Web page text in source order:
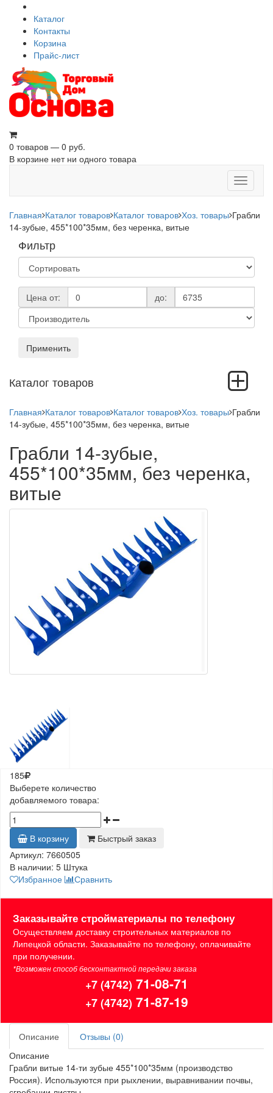
Каталог
Контакты
Корзина
Прайс-лист
0 товаров — 0 руб.
В корзине нет ни одного товара
Toggle
Главная Каталог товаров Каталог товаров Хоз. товары Грабли
14-зубые, 455*100*35мм, без черенка, витые
Фильтр
Цена от: до:
Применить
Каталог товаров
Toggle
navigation
Главная Каталог товаров Каталог товаров Хоз. товары Грабли
14-зубые, 455*100*35мм, без черенка, витые
Грабли 14-зубые,
455*100*35мм, без черенка,
витые
185
Выберете количество
добавляемого товара:
В корзину
Быстрый заказ
Артикул: 7660505
В наличии: 5 Штука
Избранное
Сравнить
Заказывайте стройматериалы по телефону
Осуществляем доставку строительных материалов по
Липецкой области. Заказывайте по телефону, оплачивайте
при получении.
*Возможен способ бесконтактной передачи заказа
+7 (4742) 71-08-71
+7 (4742) 71-87-19
Описание
Отзывы (0)
Описание
Грабли витые 14-ти зубые 455*100*35мм (производство
Россия). Используются при рыхлении, выравнивании почвы,